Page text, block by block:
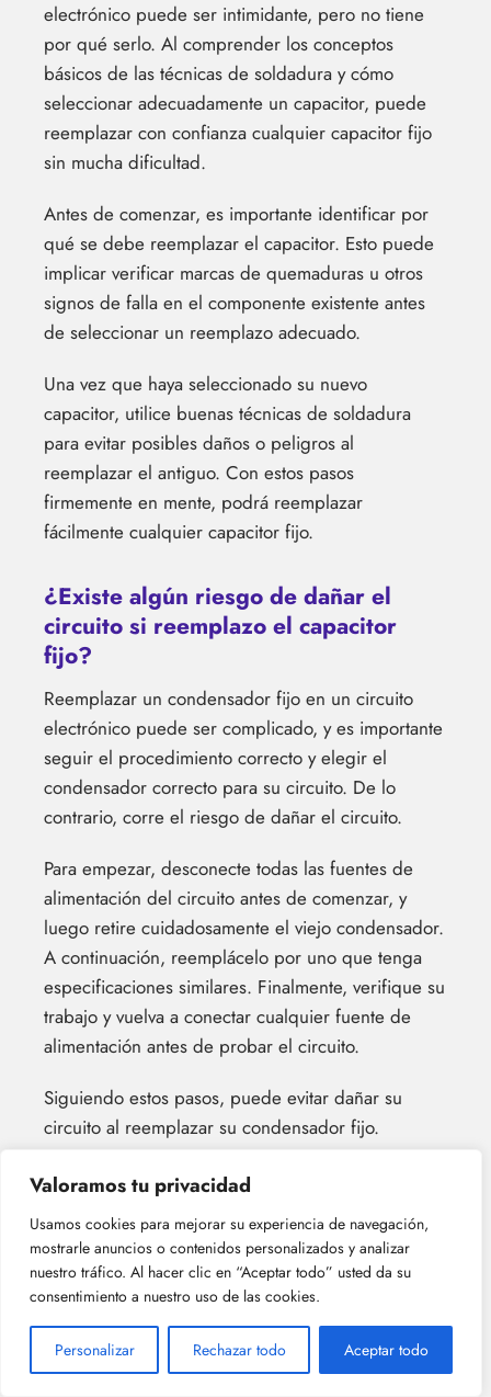
Valoramos tu privacidad
Usamos cookies para mejorar su experiencia de navegación,
mostrarle anuncios o contenidos personalizados y analizar
nuestro tráfico. Al hacer clic en “Aceptar todo” usted da su
consentimiento a nuestro uso de las cookies.
Personalizar Rechazar todo Aceptar todo
electrónico puede ser intimidante, pero no tiene
por qué serlo. Al comprender los conceptos
básicos de las técnicas de soldadura y cómo
seleccionar adecuadamente un capacitor, puede
reemplazar con confianza cualquier capacitor fijo
sin mucha dificultad.
Antes de comenzar, es importante identificar por
qué se debe reemplazar el capacitor. Esto puede
implicar verificar marcas de quemaduras u otros
signos de falla en el componente existente antes
de seleccionar un reemplazo adecuado.
Una vez que haya seleccionado su nuevo
capacitor, utilice buenas técnicas de soldadura
para evitar posibles daños o peligros al
reemplazar el antiguo. Con estos pasos
firmemente en mente, podrá reemplazar
fácilmente cualquier capacitor fijo.
¿Existe algún riesgo de dañar el
circuito si reemplazo el capacitor
fijo?
Reemplazar un condensador fijo en un circuito
electrónico puede ser complicado, y es importante
seguir el procedimiento correcto y elegir el
condensador correcto para su circuito. De lo
contrario, corre el riesgo de dañar el circuito.
Para empezar, desconecte todas las fuentes de
alimentación del circuito antes de comenzar, y
luego retire cuidadosamente el viejo condensador.
A continuación, reemplácelo por uno que tenga
especificaciones similares. Finalmente, verifique su
trabajo y vuelva a conectar cualquier fuente de
alimentación antes de probar el circuito.
Siguiendo estos pasos, puede evitar dañar su
circuito al reemplazar su condensador fijo.
¿Es posible reemplazar un capacitor
fijo con un capacitor variable?
Sí, es posible reemplazar un capacitor fijo con uno
variable. La instalación de capacitores puede ser
complicada, pero si sabes lo que estás haciendo y
tienes las herramientas adecuadas, se puede hacer
relativamente fácilmente.